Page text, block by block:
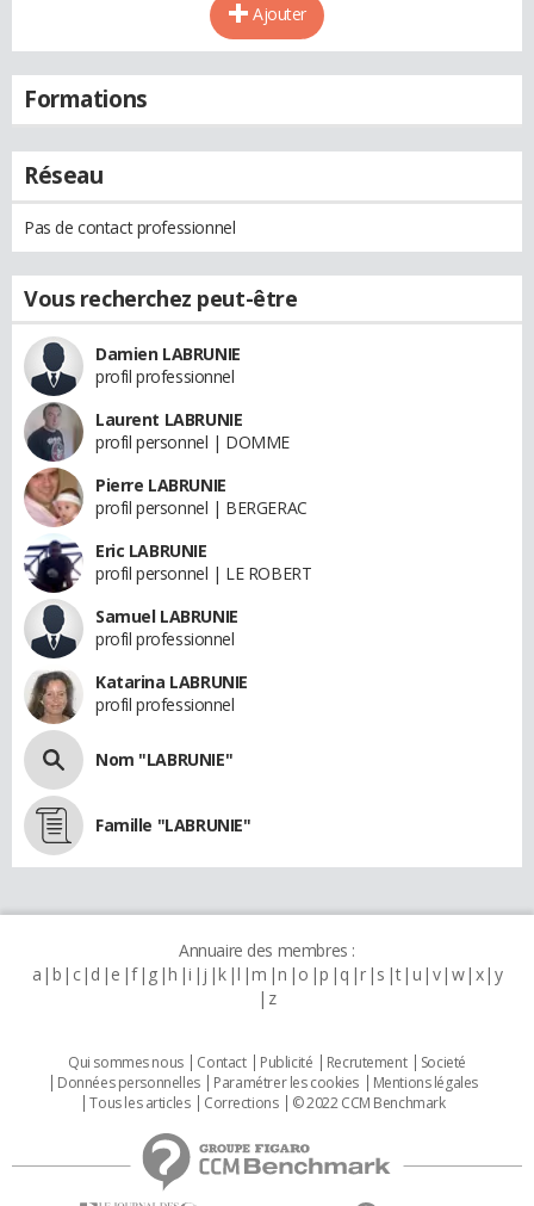
Ajouter
Formations
Réseau
Pas de contact professionnel
Vous recherchez peut-être
Damien LABRUNIE
profil professionnel
Laurent LABRUNIE
profil personnel | DOMME
Pierre LABRUNIE
profil personnel | BERGERAC
Eric LABRUNIE
profil personnel | LE ROBERT
Samuel LABRUNIE
profil professionnel
Katarina LABRUNIE
profil professionnel
Nom "LABRUNIE"
Famille "LABRUNIE"
Annuaire des membres :
a b c d e f g h i j k l m n o p q r s t u v w x y
z
Qui sommes nous Contact Publicité Recrutement
Societé
Données personnelles
Paramétrer les cookies
Mentions légales
Tous les articles
Corrections © 2022 CCM Benchmark